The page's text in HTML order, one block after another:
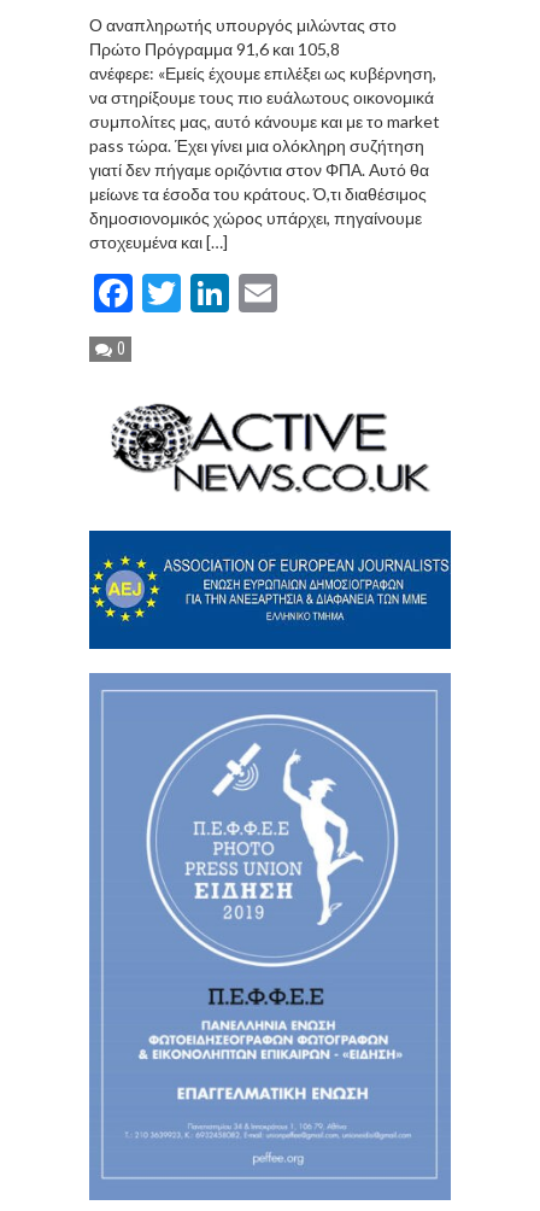
Ο αναπληρωτής υπουργός μιλώντας στο
Πρώτο Πρόγραμμα 91,6 και 105,8
ανέφερε: «Εμείς έχουμε επιλέξει ως κυβέρνηση,
να στηρίξουμε τους πιο ευάλωτους οικονομικά
συμπολίτες μας, αυτό κάνουμε και με το market
pass τώρα. Έχει γίνει μια ολόκληρη συζήτηση
γιατί δεν πήγαμε οριζόντια στον ΦΠΑ. Αυτό θα
μείωνε τα έσοδα του κράτους. Ό,τι διαθέσιμος
δημοσιονομικός χώρος υπάρχει, πηγαίνουμε
στοχευμένα και […]
Facebook
TwitterLinkedIn
0